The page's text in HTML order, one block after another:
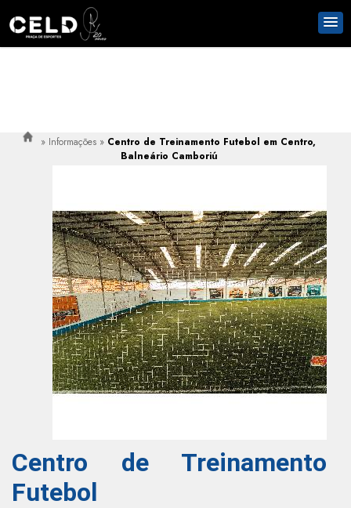
» Informações » Centro de Treinamento Futebol em Centro,
Balneário Camboriú
Centro de Treinamento
Futebol